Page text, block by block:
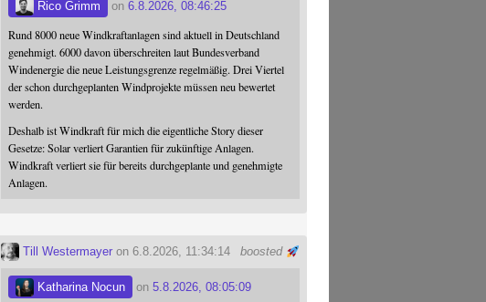
Rico Grimm on6.8.2026, 08:46:25
Rund 8000 neue Windkraftanlagen sind aktuell in Deutschland
genehmigt. 6000 davon überschreiten laut Bundesverband
Windenergie die neue Leistungsgrenze regelmäßig. Drei Viertel
der schon durchgeplanten Windprojekte müssen neu bewertet
werden.
Deshalb ist Windkraft für mich die eigentliche Story dieser
Gesetze: Solar verliert Garantien für zukünftige Anlagen.
Windkraft verliert sie für bereits durchgeplante und genehmigte
Anlagen.
boosted
Till Westermayer on 6.8.2026, 11:34:14
Katharina Nocun on5.8.2026, 08:05:09